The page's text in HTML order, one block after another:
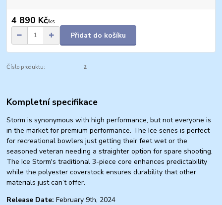
4 890 Kč/ks
Přidat do košíku
Číslo produktu: 2
Kompletní specifikace
Storm is synonymous with high performance, but not everyone is
in the market for premium performance. The Ice series is perfect
for recreational bowlers just getting their feet wet or the
seasoned veteran needing a straighter option for spare shooting.
The Ice Storm's traditional 3-piece core enhances predictability
while the polyester coverstock ensures durability that other
materials just can’t offer.
Release Date:February 9th, 2024